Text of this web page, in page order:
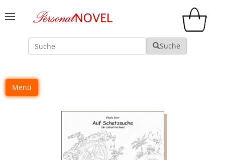
Suche Suche
Menü